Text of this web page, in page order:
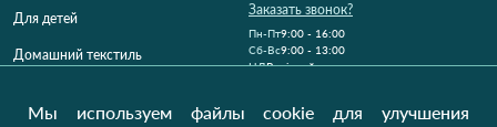
Для детей
Домашний текстиль
Заказать звонок?
Пн-Пт9:00 - 16:00
Cб-Вс9:00 - 13:00
НДВихідний
Україна, Луцьк, 43000
Мы используем файлы cookie для улучшения